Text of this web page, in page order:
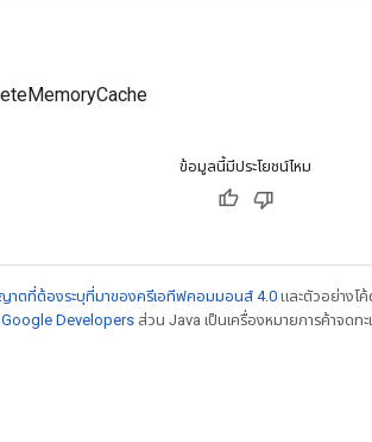
ข้อมูลนี้มีประโยชน์ไหม
าตที่ต้องระบุที่มาของครีเอทีฟคอมมอนส์ 4.0และตัวอย่างโ
Google Developers ส่วน Java เป็นเครื่องหมายการค้าจดท